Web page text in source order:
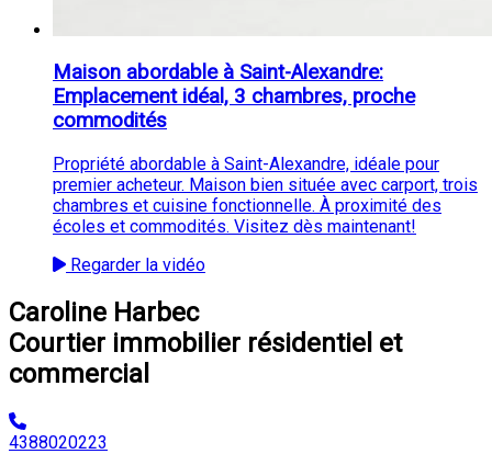
Maison abordable à Saint-Alexandre:
Emplacement idéal, 3 chambres, proche
commodités
Propriété abordable à Saint-Alexandre, idéale pour
premier acheteur. Maison bien située avec carport, trois
chambres et cuisine fonctionnelle. À proximité des
écoles et commodités. Visitez dès maintenant!
Regarder la vidéo
Caroline Harbec
Courtier immobilier résidentiel et
commercial
4388020223